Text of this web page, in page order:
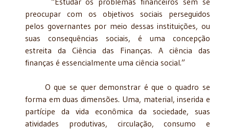
preocupar com os objetivos sociais perseguidos
pelos governantes por meio dessas instituições, ou
suas consequências sociais, é uma concepção
estreita da Ciência das Finanças. A ciência das
finanças é essencialmente uma ciência social.”
O que se quer demonstrar é que o quadro se
forma em duas dimensões. Uma, material, inserida e
partícipe da vida econômica da sociedade, suas
atividades produtivas, circulação, consumo e